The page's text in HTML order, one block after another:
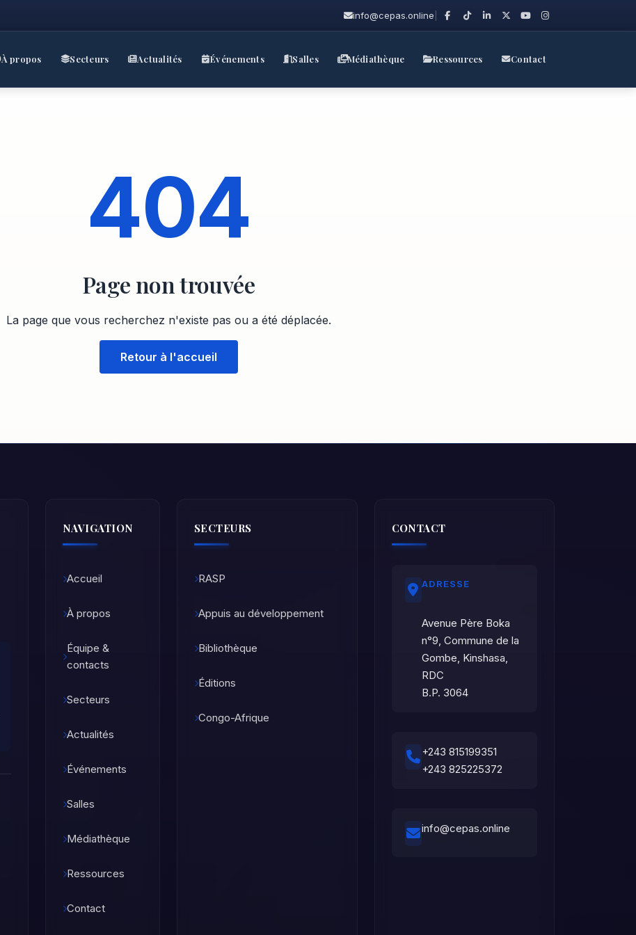
info@cepas.online
À propos Secteurs Actualités Événements Salles Médiathèque Ressources Contact
404
Page non trouvée
La page que vous recherchez n'existe pas ou a été déplacée.
Retour à l'accueil
NAVIGATION
Accueil
À propos
Équipe &
contacts
Secteurs
Actualités
Événements
Salles
Médiathèque
Ressources
Contact
SECTEURS
RASP
Appuis au développement
Bibliothèque
Éditions
Congo-Afrique
CONTACT
ADRESSE
Avenue Père Boka
n°9, Commune de la
Gombe, Kinshasa,
RDC
B.P. 3064
+243 815199351
+243 825225372
info@cepas.online